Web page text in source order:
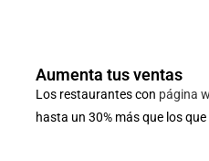
Aumenta tus ventas
Los restaurantes con página
hasta un 30% más que los